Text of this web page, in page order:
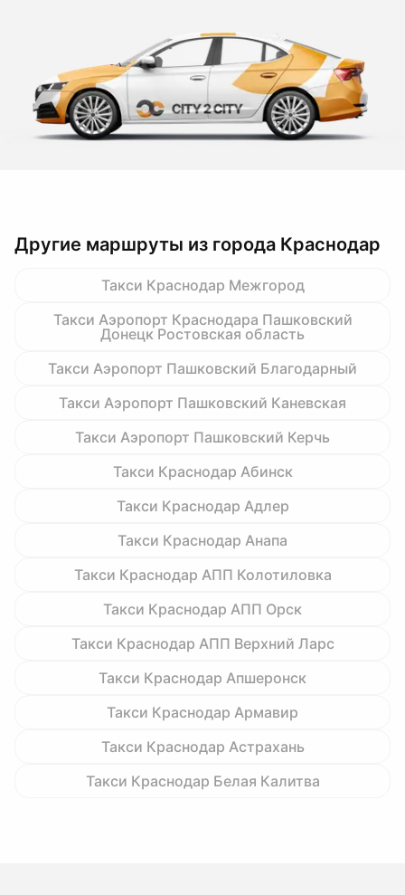
Другие маршруты из города Краснодар
Такси Краснодар Межгород
Такси Аэропорт Краснодара Пашковский
Донецк Ростовская область
Такси Аэропорт Пашковский Благодарный
Такси Аэропорт Пашковский Каневская
Такси Аэропорт Пашковский Керчь
Такси Краснодар Абинск
Такси Краснодар Адлер
Такси Краснодар Анапа
Такси Краснодар АПП Колотиловка
Такси Краснодар АПП Орск
Такси Краснодар АПП Верхний Ларс
Такси Краснодар Апшеронск
Такси Краснодар Армавир
Такси Краснодар Астрахань
Такси Краснодар Белая Калитва